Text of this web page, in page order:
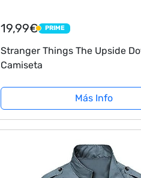
19,99€ PRIME
PRIME
Stranger Things The Upside
Camiseta
Más Info